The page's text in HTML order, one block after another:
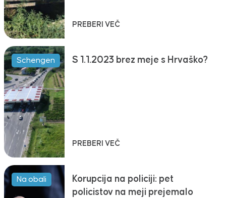
PREBERI VEČ
Schengen S 1.1.2023 brez meje s Hrvaško?
PREBERI VEČ
Na obali
Korupcija na policiji: pet
policistov na meji prejemalo